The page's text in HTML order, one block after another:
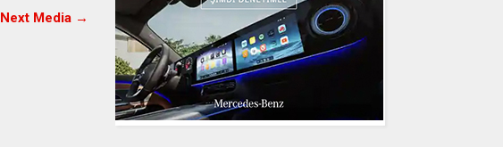
Next Media →